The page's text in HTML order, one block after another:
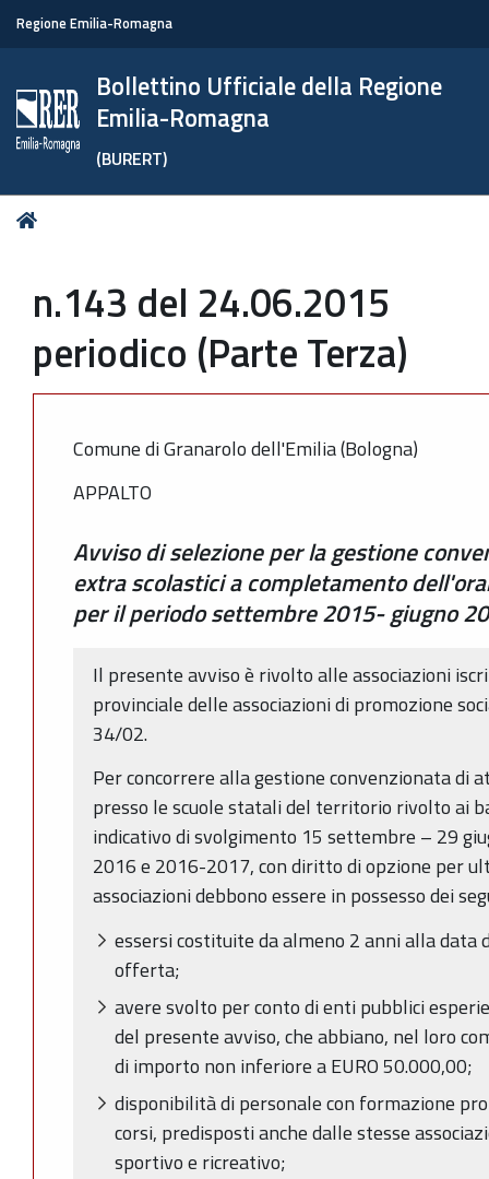
Regione Emilia-Romagna
Bollettino Ufficiale della Regione
Emilia-Romagna
(BURERT)
Tu
n.143 del 24.06.2015
periodico (Parte Terza)
Comune di Granarolo dell'Emilia (Bologna)
APPALTO
Avviso di selezione per la gestione
extra scolastici a completamento
per il periodo settembre 2015- giugno
Il presente avviso è rivolto alle associazioni
provinciale delle associazioni di promozione
34/02.
Per concorrere alla gestione convenzionata di
presso le scuole statali del territorio rivolto ai
indicativo di svolgimento 15 settembre – 29
2016 e 2016-2017, con diritto di opzione per
associazioni debbono essere in possesso dei
essersi costituite da almeno 2 anni alla
offerta;
avere svolto per conto di enti pubblici
del presente avviso, che abbiano, nel loro
di importo non inferiore a EURO 50.000,00;
disponibilità di personale con formazione
corsi, predisposti anche dalle stesse
sportivo e ricreativo;